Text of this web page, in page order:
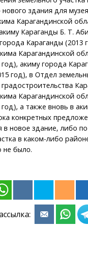
нового здания для
Карагандинской
Караганды Б. Т.
Караганды (2013
Карагандинской
акиму города
год), в Отдел
Карагандинской
а также вновь в
конкретных
в новое здание, либо
в каком-либо
не было.